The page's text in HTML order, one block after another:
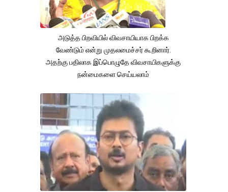
அடுத்த பிறவியில் விவசாயியாக பிறக்க
வேண்டும் என்று முதலமைச்சர் கூறினார்.
அதற்கு பதிலாக இப்பொழுதே விவசாயிகளுக்கு
நன்மைகளை செய்யலாம்